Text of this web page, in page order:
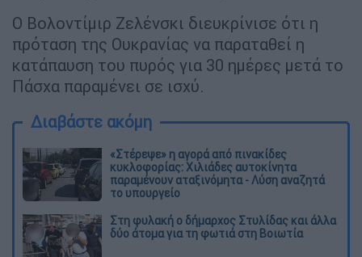
Ο Βολοντίμιρ Ζελένσκι διευκρίνισε ότι η
πρόταση της Ουκρανίας να παραταθεί η
κατάπαυση του πυρός για 30 ημέρες μετά το
Πάσχα παραμένει σε ισχύ.
Διαβάστε ακόμη
«Στέρεψε» η αγορά από πινακίδες
κυκλοφορίας: Χιλιάδες αυτοκίνητα
παραμένουν αταξινόμητα - Λύση αναζητά
το υπουργείο
Στη φυλακή ο δήμαρχος Στυλίδας και άλλα
δύο άτομα για τη φωτιά στη Βοιωτία